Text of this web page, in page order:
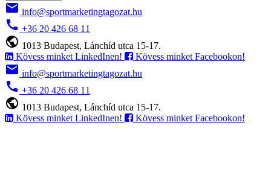
email info@sportmarketingtagozat.hu
call +36 20 426 68 11
public 1013 Budapest, Lánchíd utca 15-17.
Kövess minket LinkedInen!
Kövess minket Facebookon!
email info@sportmarketingtagozat.hu
call +36 20 426 68 11
public 1013 Budapest, Lánchíd utca 15-17.
Kövess minket LinkedInen!
Kövess minket Facebookon!